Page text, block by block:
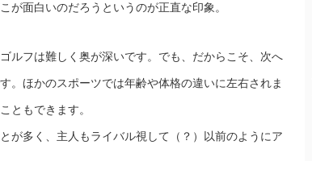
が面白いのだろうというのが正直な印象。
フは難しく奥が深いです。でも、だからこそ、次へ
。ほかのスポーツでは年齢や体格の違いに左右されま
ともできます。
が多く、主人もライバル視して（？）以前のようにア